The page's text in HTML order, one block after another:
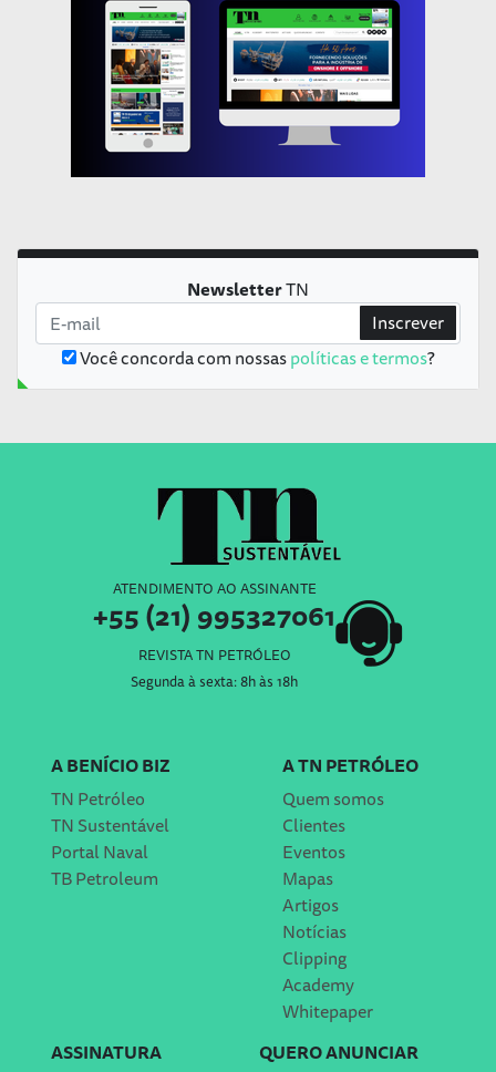
NewsletterTN
Você concorda com nossaspolíticas e termos?
Inscrever
ATENDIMENTO AO ASSINANTE
+55 (21) 995327061
REVISTA TN PETRÓLEO
Segunda à sexta: 8h às 18h
A BENÍCIO BIZ
TN Petróleo
TN Sustentável
Portal Naval
TB Petroleum
A TN PETRÓLEO
Quem somos
Clientes
Eventos
Mapas
Artigos
Notícias
Clipping
Academy
Whitepaper
ASSINATURA
QUERO ANUNCIAR